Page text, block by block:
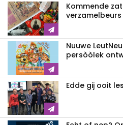
Kommende
Nuuwe
persòòlek
Edde gij ooit